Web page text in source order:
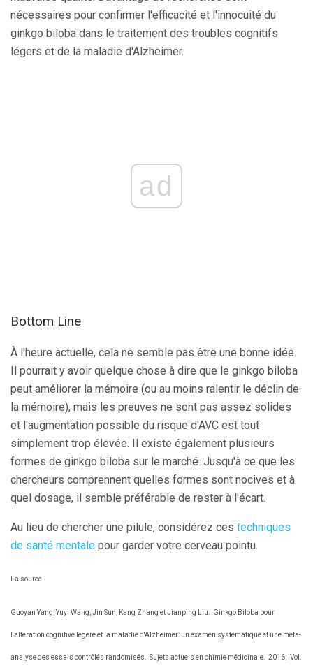
nécessaires pour confirmer l'efficacité et l'innocuité du
ginkgo biloba dans le traitement des troubles cognitifs
légers et de la maladie d'Alzheimer.
ad
Bottom Line
À l'heure actuelle, cela ne semble pas être une bonne idée.
Il pourrait y avoir quelque chose à dire que le ginkgo biloba
peut améliorer la mémoire (ou au moins ralentir le déclin de
la mémoire), mais les preuves ne sont pas assez solides
et l'augmentation possible du risque d'AVC est tout
simplement trop élevée. Il existe également plusieurs
formes de ginkgo biloba sur le marché. Jusqu'à ce que les
chercheurs comprennent quelles formes sont nocives et à
quel dosage, il semble préférable de rester à l'écart.
Au lieu de chercher une pilule, considérez ces techniques
de santé mentale pour garder votre cerveau pointu.
La source
Guoyan Yang, Yuyi Wang, Jin Sun, Kang Zhang et Jianping Liu. Ginkgo Biloba pour
l'altération cognitive légère et la maladie d'Alzheimer: un examen systématique et une méta-
analyse des essais contrôlés randomisés. Sujets actuels en chimie médicinale. 2016; Vol.